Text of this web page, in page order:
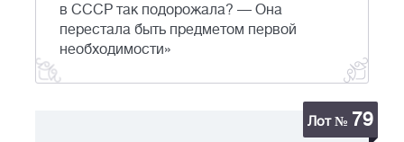
в СССР так подорожала? — Она
перестала быть предметом первой
необходимости»
Лот № 79